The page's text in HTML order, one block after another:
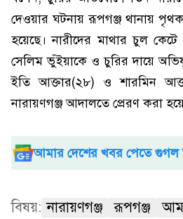
দেওয়ার ঘটনায় রূপগঞ্জ থানায়
হয়েছে। নারীদের মাথার চুল
সেলিম ভুঁইয়াকে ও চুরির দায়ে
ইতি আক্তার(২৮) ও শারমিন
নারায়ণগঞ্জ আদালতে প্রেরণ করা
আমার দেশের খবর পেতে
বিষয়: নারায়ণগঞ্জ রূপগঞ্জ